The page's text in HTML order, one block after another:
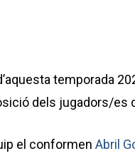
temporada
dels jugadors/es
el conformen Abril